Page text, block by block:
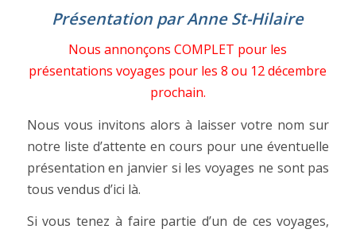
Présentation par Anne St-Hilaire
Nous annonçons COMPLET pour les
présentations voyages pour les 8 ou 12 décembre
prochain.
Nous vous invitons alors à laisser votre nom sur
notre liste d’attente en cours pour une éventuelle
présentation en janvier si les voyages ne sont pas
tous vendus d’ici là.
Si vous tenez à faire partie d’un de ces voyages,